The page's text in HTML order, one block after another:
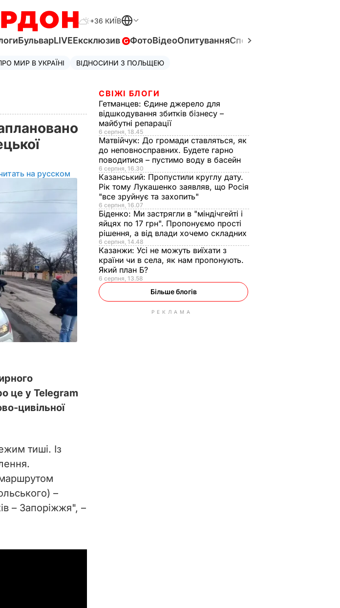
+36 КИЇВ
БульварLIVEЕксклюзив ФотоВідеоОпитуванняСпецпроєкти
МИР В УКРАЇНІ ВІДНОСИНИ З ПОЛЬЩЕЮ
на русском
це у Telegram
цивільної
тиші. Із
–
– Запоріжжя", –
СВІЖІ БЛОГИ
Гетманцев: Єдине джерело для
відшкодування збитків бізнесу –
майбутні репарації
6 серпня, 18.45
Матвійчук: До громади ставляться, як
до неповносправних. Будете гарно
поводитися – пустимо воду в басейн
6 серпня, 16.30
Казанський: Пропустили круглу дату.
Рік тому Лукашенко заявляв, що Росія
"все зруйнує та захопить"
6 серпня, 16.07
Біденко: Ми застрягли в "міндічгейті і
яйцях по 17 грн". Пропонуємо прості
рішення, а від влади хочемо складних
6 серпня, 14.48
Казанжи: Усі не можуть виїхати з
країни чи в села, як нам пропонують.
Який план Б?
6 серпня, 13.58
Більше блогів
РЕКЛАМА